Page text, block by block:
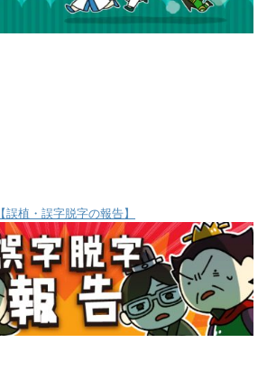
【誤植・誤字脱字の報告】